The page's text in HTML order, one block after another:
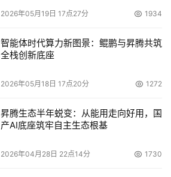
2026年05月19日 17点27分 1934
智能体时代算力新图景：鲲鹏与昇腾共筑
全栈创新底座
2026年05月18日 17点20分 1272
昇腾生态半年蜕变：从能用走向好用，国
产AI底座筑牢自主生态根基
2026年04月28日 22点14分 1730